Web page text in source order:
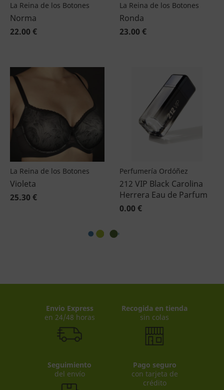
La Reina de los Botones
Norma
22.00 €
La Reina de los Botones
Ronda
23.00 €
La Reina de los Botones
Violeta
25.30 €
Perfumería Ordóñez
212 VIP Black Carolina
Herrera Eau de Parfum
0.00 €
Envio Express
en 24/48 horas
Recogida en tienda
sin colas
Seguimiento
del envío
Pago seguro
con tarjeta de
crédito